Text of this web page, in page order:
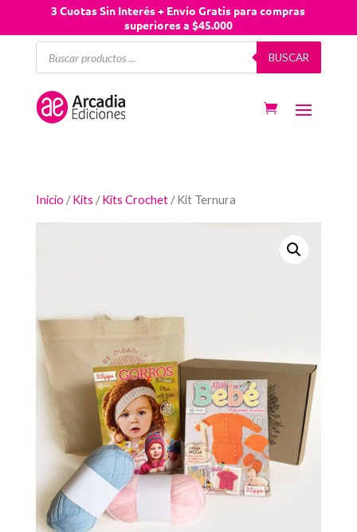
3 Cuotas Sin Interés + Envío Gratis para compras
superiores a $45.000
Búsqueda
productos
BUSCAR
Inicio /Kits /Kits Crochet/ Kit Ternura